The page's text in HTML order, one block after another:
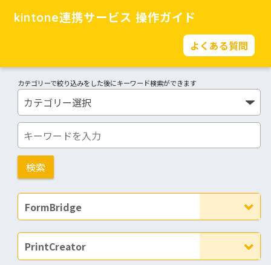
kintone連携サービス 操作ガイド
よくある質問
カテゴリーで絞り込みをした後にキーワード検索ができます
FormBridge
PrintCreator